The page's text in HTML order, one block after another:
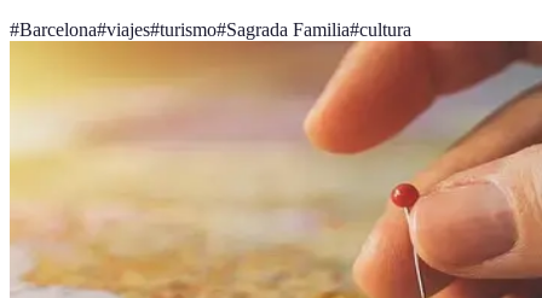
#Barcelona#viajes#turismo#Sagrada Familia#cultura